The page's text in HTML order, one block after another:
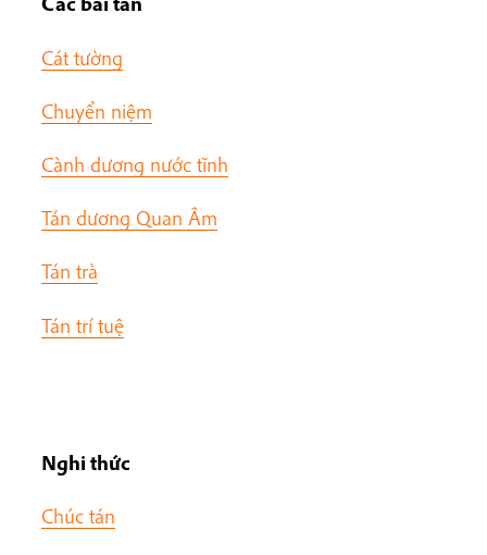
Cát tường
Chuyển niệm
Cành dương nước tĩnh
Tán dương Quan Âm
Tán trà
Tán trí tuệ
Nghi thức
Chúc tán